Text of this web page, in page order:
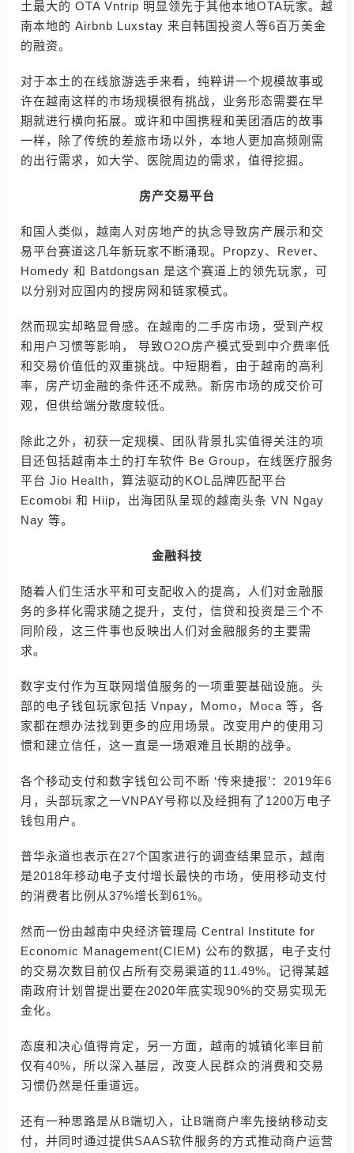
土最大的 OTA Vntrip 明显领先于其他本地OTA玩家。越
南本地的 Airbnb Luxstay 来自韩国投资人等6百万美金
的融资。
对于本土的在线旅游选手来看，纯粹讲一个规模故事或
许在越南这样的市场规模很有挑战，业务形态需要在早
期就进行横向拓展。或许和中国携程和美团酒店的故事
一样，除了传统的差旅市场以外，本地人更加高频刚需
的出行需求，如大学、医院周边的需求，值得挖掘。
房产交易平台
和国人类似，越南人对房地产的执念导致房产展示和交
易平台赛道这几年新玩家不断涌现。Propzy、Rever、
Homedy 和 Batdongsan 是这个赛道上的领先玩家，可
以分别对应国内的搜房网和链家模式。
然而现实却略显骨感。在越南的二手房市场，受到产权
和用户习惯等影响， 导致O2O房产模式受到中介费率低
和交易价值低的双重挑战。中短期看，由于越南的高利
率，房产切金融的条件还不成熟。新房市场的成交价可
观，但供给端分散度较低。
除此之外，初获一定规模、团队背景扎实值得关注的项
目还包括越南本土的打车软件 Be Group，在线医疗服务
平台 Jio Health，算法驱动的KOL品牌匹配平台
Ecomobi 和 Hiip，出海团队呈现的越南头条 VN Ngay
Nay 等。
金融科技
随着人们生活水平和可支配收入的提高，人们对金融服
务的多样化需求随之提升，支付，信贷和投资是三个不
同阶段，这三件事也反映出人们对金融服务的主要需
求。
数字支付作为互联网增值服务的一项重要基础设施。头
部的电子钱包玩家包括 Vnpay，Momo，Moca 等，各
家都在想办法找到更多的应用场景。改变用户的使用习
惯和建立信任，这一直是一场艰难且长期的战争。
各个移动支付和数字钱包公司不断 ‘传来捷报’：2019年6
月，头部玩家之一VNPAY号称以及经拥有了1200万电子
钱包用户。
普华永道也表示在27个国家进行的调查结果显示，越南
是2018年移动电子支付增长最快的市场，使用移动支付
的消费者比例从37%增长到61%。
然而一份由越南中央经济管理局 Central Institute for
Economic Management(CIEM) 公布的数据，电子支付
的交易次数目前仅占所有交易渠道的11.49%。记得某越
南政府计划曾提出要在2020年底实现90%的交易实现无
金化。
态度和决心值得肯定，另一方面，越南的城镇化率目前
仅有40%，所以深入基层，改变人民群众的消费和交易
习惯仍然是任重道远。
还有一种思路是从B端切入，让B端商户率先接纳移动支
付，并同时通过提供SAAS软件服务的方式推动商户运营